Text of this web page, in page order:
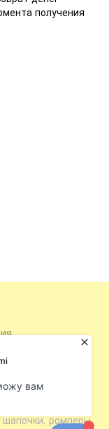
получения
ромперы,